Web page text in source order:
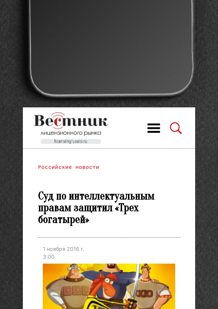
Российские новости
Суд по интеллектуальным
правам защитил «Трех
богатырей»
1 ноября 2016 г.
3:00